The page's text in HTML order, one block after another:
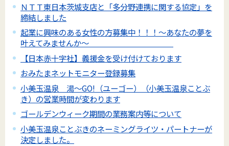
ＮＴＴ東日本茨城支店と「多分野連携に関する協定」を
締結しました
起業に興味のある女性の方募集中！！！～あなたの夢を
叶えてみませんか～
【日本赤十字社】義援金を受け付けております
おみたまネットモニター登録募集
小美玉温泉 湯～GO!（ユーゴー）（小美玉温泉ことぶ
き）の営業時間が変わります
ゴールデンウィーク期間の業務案内等について
小美玉温泉ことぶきのネーミングライツ・パートナーが
決定しました。